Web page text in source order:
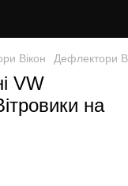
Вікон Дефлектори
VW
на